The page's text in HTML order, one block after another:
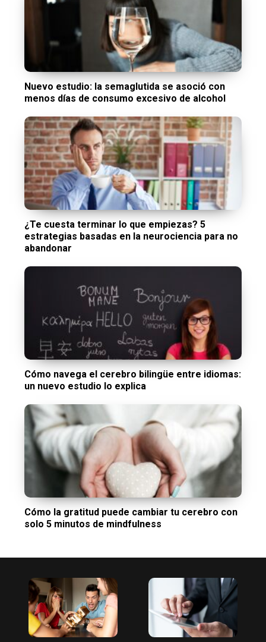
Nuevo estudio: la semaglutida se asoció con
menos días de consumo excesivo de alcohol
¿Te cuesta terminar lo que empiezas? 5
estrategias basadas en la neurociencia para no
abandonar
Cómo navega el cerebro bilingüe entre idiomas:
un nuevo estudio lo explica
Cómo la gratitud puede cambiar tu cerebro con
solo 5 minutos de mindfulness